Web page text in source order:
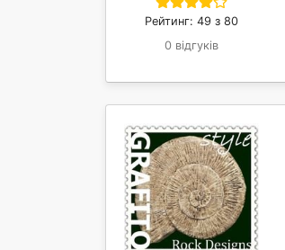
Рейтинг: 49 з 80
0 відгуків